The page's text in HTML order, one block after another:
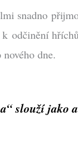
snadno
odčinění
dne.
slouží jako